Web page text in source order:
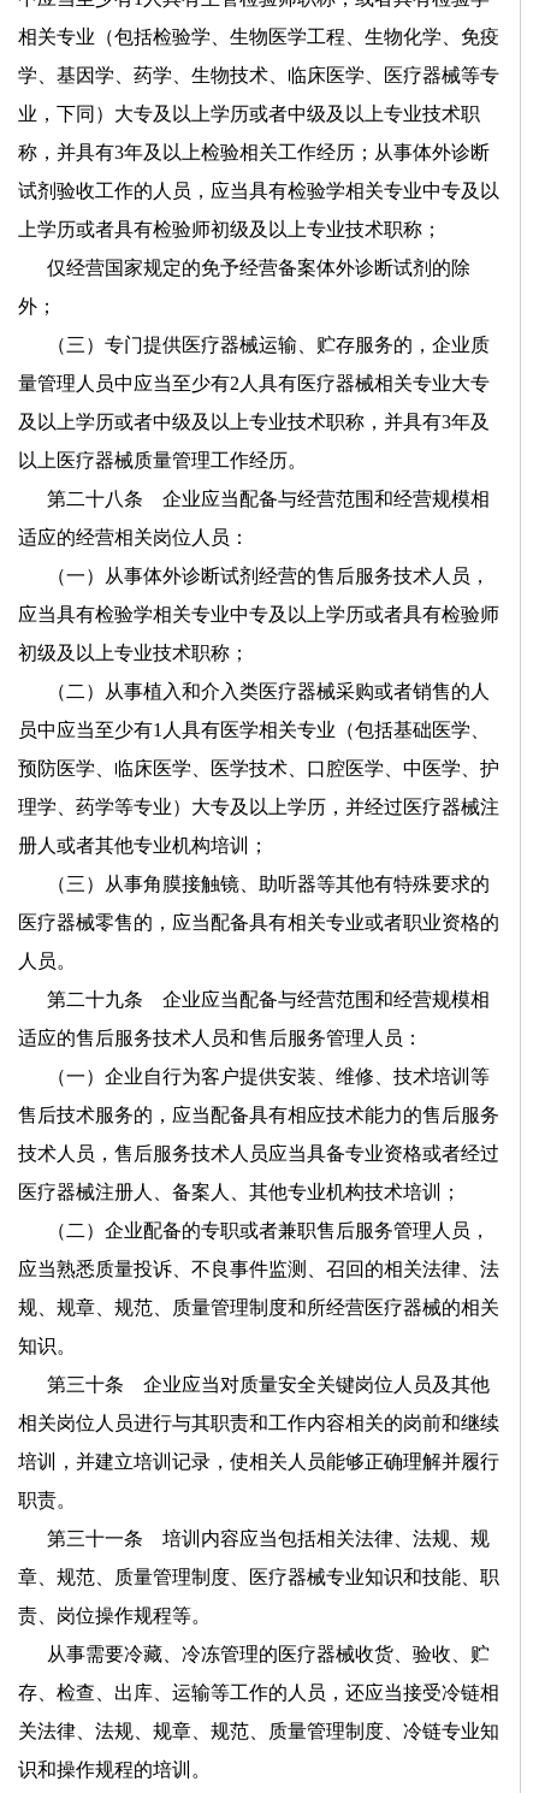
相关专业（包括检验学、生物医学工程、生物化学、免疫
学、基因学、药学、生物技术、临床医学、医疗器械等专
业，下同）大专及以上学历或者中级及以上专业技术职
称，并具有3年及以上检验相关工作经历；从事体外诊断
试剂验收工作的人员，应当具有检验学相关专业中专及以
上学历或者具有检验师初级及以上专业技术职称；
仅经营国家规定的免予经营备案体外诊断试剂的除
外；
（三）专门提供医疗器械运输、贮存服务的，企业质
量管理人员中应当至少有2 人具有医疗器械相关专业大专
及以上学历或者中级及以上专业技术职称，并具有3年及
以上医疗器械质量管理工作经历。
第二十八条 企业应当配备与经营范围和经营规模相
适应的经营相关岗位人员：
（一）从事体外诊断试剂经营的售后服务技术人员，
应当具有检验学相关专业中专及以上学历或者具有检验师
初级及以上专业技术职称；
（二）从事植入和介入类医疗器械采购或者销售的人
员中应当至少有1 人具有医学相关专业（包括基础医学、
预防医学、临床医学、医学技术、口腔医学、中医学、护
理学、药学等专业）大专及以上学历，并经过医疗器械注
册人或者其他专业机构培训；
（三）从事角膜接触镜、助听器等其他有特殊要求的
医疗器械零售的，应当配备具有相关专业或者职业资格的
人员。
第二十九条 企业应当配备与经营范围和经营规模相
适应的售后服务技术人员和售后服务管理人员：
（一）企业自行为客户提供安装、维修、技术培训等
售后技术服务的，应当配备具有相应技术能力的售后服务
技术人员，售后服务技术人员应当具备专业资格或者经过
医疗器械注册人、备案人、其他专业机构技术培训；
（二）企业配备的专职或者兼职售后服务管理人员，
应当熟悉质量投诉、不良事件监测、召回的相关法律、法
规、规章、规范、质量管理制度和所经营医疗器械的相关
知识。
第三十条 企业应当对质量安全关键岗位人员及其他
相关岗位人员进行与其职责和工作内容相关的岗前和继续
培训，并建立培训记录，使相关人员能够正确理解并履行
职责。
第三十一条 培训内容应当包括相关法律、法规、规
章、规范、质量管理制度、医疗器械专业知识和技能、职
责、岗位操作规程等。
从事需要冷藏、冷冻管理的医疗器械收货、验收、贮
存、检查、出库、运输等工作的人员，还应当接受冷链相
关法律、法规、规章、规范、质量管理制度、冷链专业知
识和操作规程的培训。